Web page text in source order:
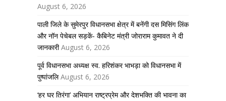
August 6, 2026
पाली जिले के सुमेरपुर विधानसभा क्षेत्र में बनेंगी दस मिसिंग लिंक
और नॉन पेचेबल सड़कें- कैबिनेट मंत्री जोराराम कुमावत ने दी
जानकारी August 6, 2026
पूर्व विधानसभा अध्यक्ष स्व. हरिशंकर भाभड़ा को विधानसभा में
पुष्पांजलि August 6, 2026
‘हर घर तिरंगा’ अभियान राष्ट्रप्रेम और देशभक्ति की भावना का